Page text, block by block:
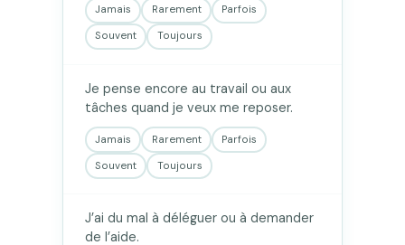
Jamais Rarement
Parfois
Souvent
Toujours
Je pense encore au travail ou aux
tâches quand je veux me reposer.
Jamais Rarement
Parfois
Souvent
Toujours
J’ai du mal à déléguer ou à demander
de l’aide.